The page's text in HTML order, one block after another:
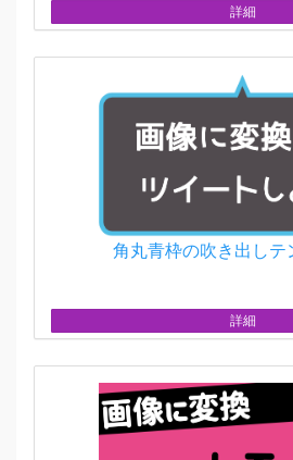
詳細
角丸青枠の吹き出しテ
詳細